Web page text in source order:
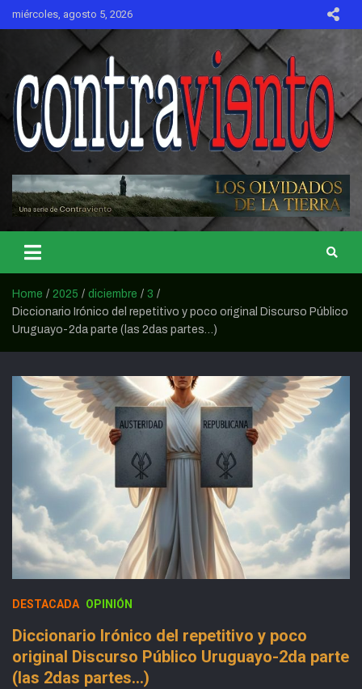
miércoles, agosto 5, 2026
CONTRAVIENTO
Home 2025 diciembre
3
Diccionario Irónico del repetitivo y poco original Discurso Público
Uruguayo-2da parte (las 2das partes…)
DESTACADA OPINIÓN
Diccionario Irónico del repetitivo y poco
original Discurso Público Uruguayo-2da parte
(las 2das partes…)